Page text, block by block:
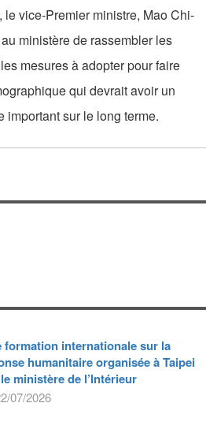
vice-Premier ministre, Mao Chi-
ministère de rassembler les
mesures à adopter pour faire
qui devrait avoir un
important sur le long terme.
formation internationale sur la
humanitaire organisée à Taipei
ministère de l’Intérieur
07/2026